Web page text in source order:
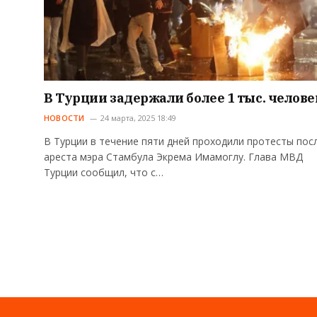
В Турции задержали более 1 тыс.
НОВОСТИ 24 марта, 2025 18:49
В Турции в течение пяти дней проходили протесты
ареста мэра Стамбула Экрема Имамоглу. Глава МВД
Турции сообщил, что с…